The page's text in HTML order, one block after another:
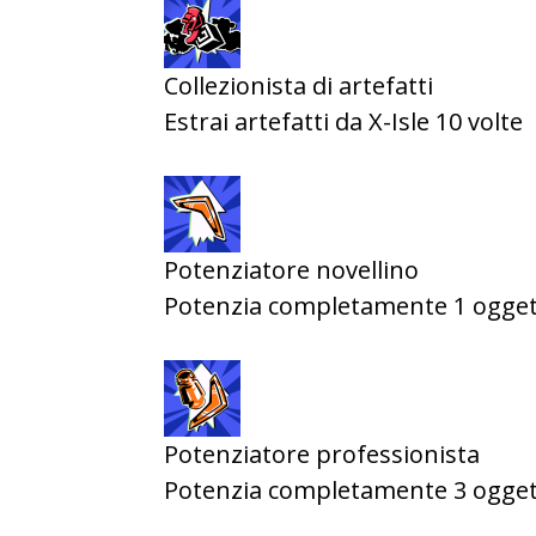
Collezionista di artefatti
Estrai artefatti da X-Isle 10 volte
Potenziatore novellino
Potenzia completamente 1
Potenziatore professionista
Potenzia completamente 3